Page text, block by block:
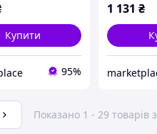
Купити
95%
1 131 ₴
Показано 1 - 29 товарів